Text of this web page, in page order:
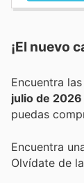
¡El nuevo
julio de 2026
puedas
Encuentra
Olvídate de